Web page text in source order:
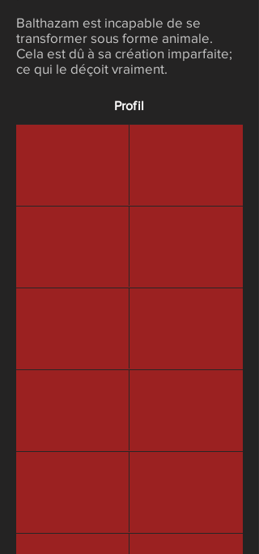
Balthazam est incapable de se
transformer sous forme animale.
Cela est dû à sa création imparfaite;
ce qui le déçoit vraiment.
Profil